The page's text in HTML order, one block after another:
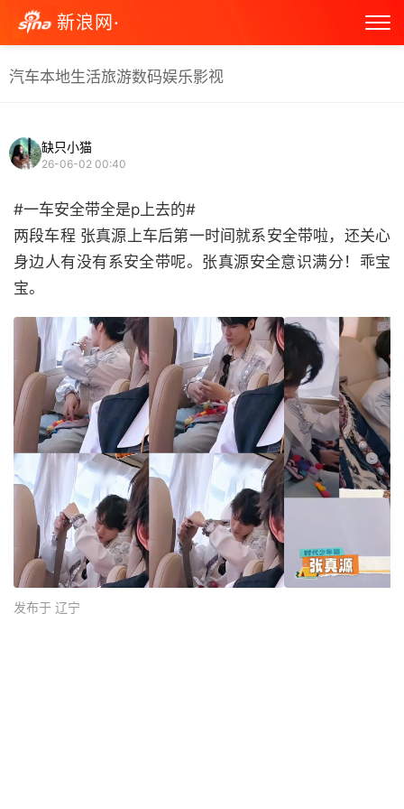
新浪网·
汽车本地生活旅游数码娱乐影视
缺只小猫
26-06-02 00:40
#一车安全带全是p上去的#
两段车程 张真源上车后第一时间就系安全带啦，还关心
身边人有没有系安全带呢。张真源安全意识满分！乖宝
宝。 ​
发布于 辽宁